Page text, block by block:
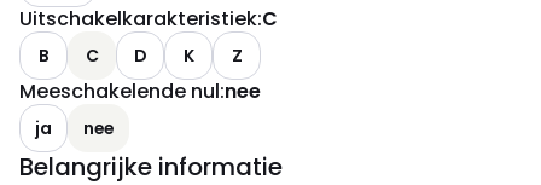
Uitschakelkarakteristiek:C
B C D K Z
Meeschakelende nul:nee
ja nee
Belangrijke informatie